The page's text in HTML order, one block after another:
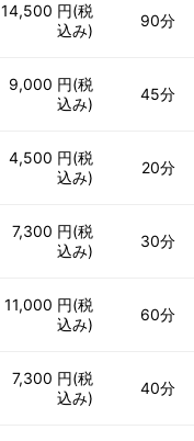
14,500 円(税
込み)
90分
9,000 円(税
込み)
45分
4,500 円(税
込み)
20分
7,300 円(税
込み)
30分
11,000 円(税
込み)
60分
7,300 円(税
込み)
40分